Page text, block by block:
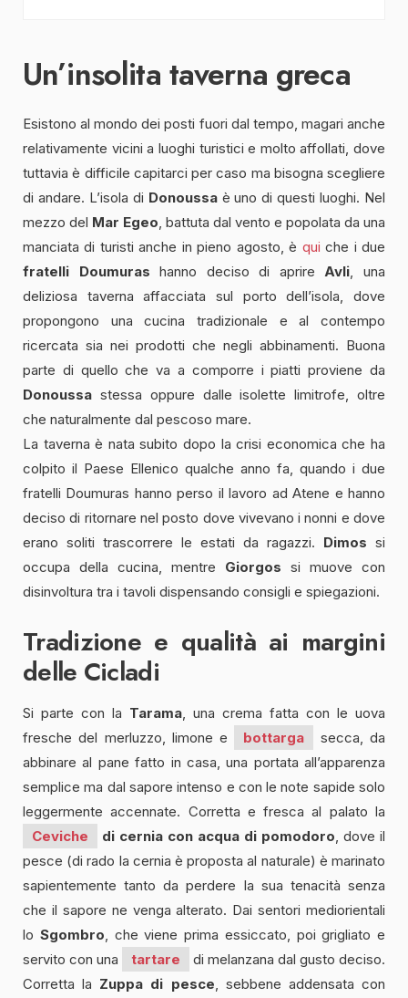
Un’insolita taverna greca
Esistono al mondo dei posti fuori dal tempo, magari anche
relativamente vicini a luoghi turistici e molto affollati, dove
tuttavia è difficile capitarci per caso ma bisogna scegliere
di andare. L’isola di Donoussaè uno di questi luoghi. Nel
mezzo del Mar Egeo , battuta dal vento e popolata da una
manciata di turisti anche in pieno agosto, è qui che i due
fratelli Doumuras hanno deciso di aprire Avli , una
deliziosa taverna affacciata sul porto dell’isola, dove
propongono una cucina tradizionale e al contempo
ricercata sia nei prodotti che negli abbinamenti. Buona
parte di quello che va a comporre i piatti proviene da
Donoussa stessa oppure dalle isolette limitrofe, oltre
che naturalmente dal pescoso mare.
La taverna è nata subito dopo la crisi economica che ha
colpito il Paese Ellenico qualche anno fa, quando i due
fratelli Doumuras hanno perso il lavoro ad Atene e hanno
deciso di ritornare nel posto dove vivevano i nonni e dove
erano soliti trascorrere le estati da ragazzi. Dimos si
occupa della cucina, mentre Giorgos si muove con
disinvoltura tra i tavoli dispensando consigli e spiegazioni.
Tradizione e qualità ai margini
delle Cicladi
Si parte con la Tarama , una crema fatta con le uova
fresche del merluzzo, limone e
bottarga
secca, da
abbinare al pane fatto in casa, una portata all’apparenza
semplice ma dal sapore intenso e con le note sapide solo
leggermente accennate. Corretta e fresca al palato la
Ceviche
di cernia con acqua di pomodoro , dove il
pesce (di rado la cernia è proposta al naturale) è marinato
sapientemente tanto da perdere la sua tenacità senza
che il sapore ne venga alterato. Dai sentori mediorientali
lo Sgombro , che viene prima essiccato, poi grigliato e
servito con una
tartare
di melanzana dal gusto deciso.
Corretta la Zuppa di pesce , sebbene addensata con